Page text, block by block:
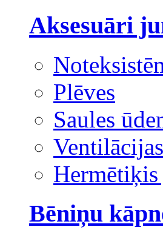
Aksesuāri
Plēves
Saules
Bēniņu